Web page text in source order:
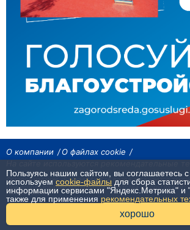
О компании
О файлах cookie
Сетевое издание «Байкал24». Все права охраняются
При использовании материалов агентства на других
гиперссылка.
Пользуясь нашим сайтом, вы соглашаетесь
используем cookie-файлы для сбора
информации сервисами "Яндекс.Метрика" и
также для применения рекомендательных
хорошо